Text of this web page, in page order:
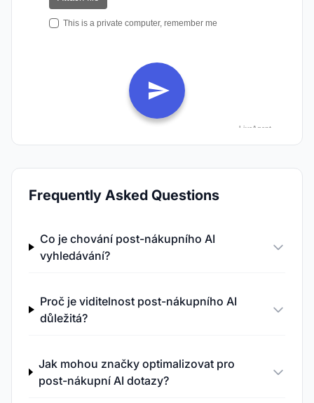
Frequently Asked Questions
Co je chování post-nákupního AI
vyhledávání?
Proč je viditelnost post-nákupního AI
důležitá?
Jak mohou značky optimalizovat pro
post-nákupní AI dotazy?